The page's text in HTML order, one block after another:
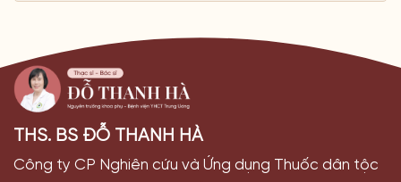
THS. BS ĐỖ THANH HÀ
Công ty CP Nghiên cứu và Ứng dụng Thuốc dân tộc